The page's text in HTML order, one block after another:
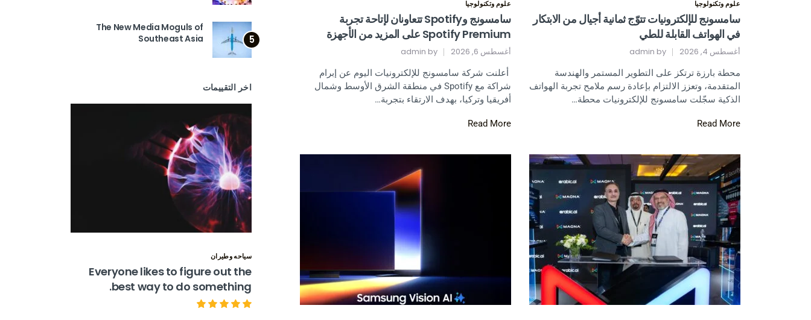
علوم وتكنولوجيا
سامسونج وSpotify تتعاونان لإتاحة تجربة
Spotify Premium على المزيد من الأجهزة
أغسطس 6, 2026 admin
أعلنت شركة سامسونج للإلكترونيات اليوم عن إبرام
شراكة مع Spotify في منطقة الشرق الأوسط وشمال
أفريقيا وتركيا، بهدف الارتقاء بتجربة…
Read More
علوم وتكنولوجيا
سامسونج للإلكترونيات تتوّج ثمانية أجيال من الابتكار
في الهواتف القابلة للطي
أغسطس 4, 2026 admin
محطة بارزة ترتكز على التطوير المستمر والهندسة
المتقدمة، وتعزز الالتزام بإعادة رسم ملامح تجربة الهواتف
الذكية سجّلت سامسونج للإلكترونيات محطة…
Read More
5
The New Media Moguls of
Southeast Asia
اخر التقييمات
سياحه وطيران
Everyone likes to figure out the
best way to do something.